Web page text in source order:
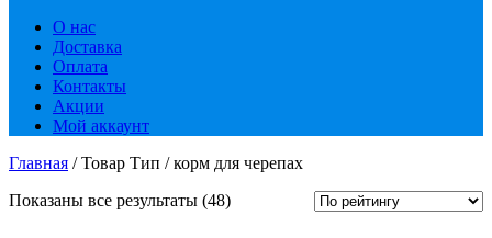
О нас
Доставка
Оплата
Контакты
Акции
Мой аккаунт
Главная / Товар Тип / корм для черепах
Показаны все результаты (48)Сортировка: